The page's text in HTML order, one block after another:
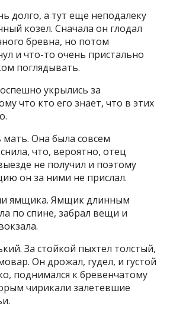
долго, а тут еще неподалеку
козел. Сначала он глодал
бревна, но потом
и что-то очень пристально
поглядывать.
укрылись за
что кто его знает, что в этих
мать. Она была совсем
что, вероятно, отец
не получил и поэтому
он за ними не прислал.
ямщика. Ямщик длинным
по спине, забрал вещи и
За стойкой пыхтел толстый,
Он дрожал, гудел, и густой
поднимался к бревенчатому
чирикали залетевшие